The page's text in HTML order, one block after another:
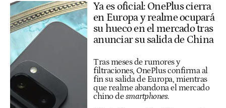
Ya es oficial: OnePlus cierra
en Europa y realme ocupará
su hueco en el mercado tras
anunciar su salida de China
Tras meses de rumores y
filtraciones, OnePlus confirma al
fin su salida de Europa, mientras
que realme abandona el mercado
chino desmartphones.